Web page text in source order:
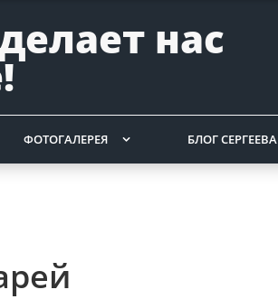
нас
ФОТОГАЛЕРЕЯ БЛОГ СЕРГЕЕВА